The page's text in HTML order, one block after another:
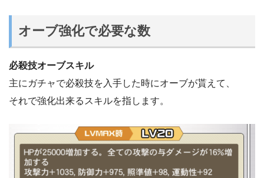
オーブ強化で必要な数
必殺技オーブスキル
主にガチャで必殺技を入手した時にオーブが貰えて、
それで強化出来るスキルを指します。